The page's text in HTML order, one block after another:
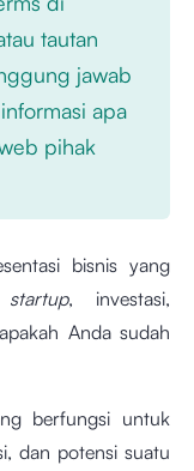
tautan
jawab
apa
pihak
bisnis yang
startup, investasi,
Anda sudah
berfungsi untuk
dan potensi suatu